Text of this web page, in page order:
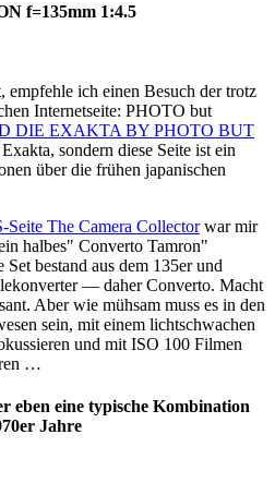
f=135mm 1:4.5
empfehle ich einen Besuch der trotz
Internetseite: PHOTO but
DIE EXAKTA BY PHOTO BUT
sondern diese Seite ist ein
über die frühen japanischen
Seite The Camera Collectorwar mir
halbes" Converto Tamron"
bestand aus dem 135er und
— daher Converto. Macht
Aber wie mühsam muss es in den
sein, mit einem lichtschwachen
und mit ISO 100 Filmen
…
eben eine typische Kombination
Jahre